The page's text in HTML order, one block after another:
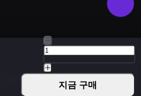
지금 구매
Kardz 앱 다운로드